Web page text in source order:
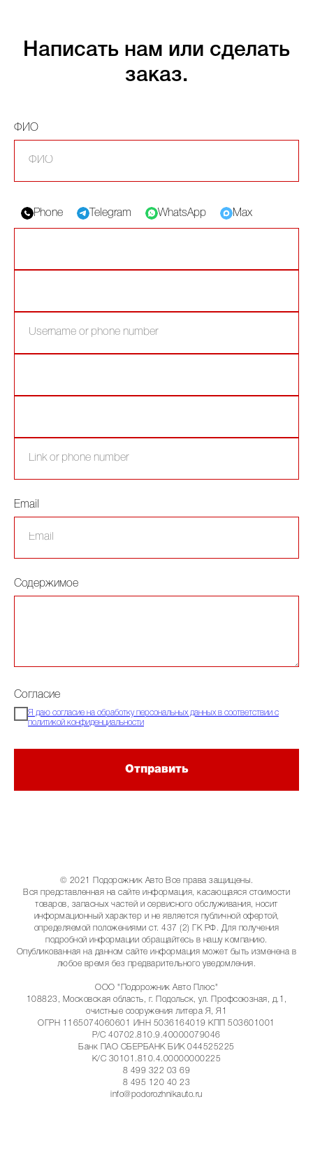
Написать нам или сделать
заказ.
ФИО
Phone Telegram WhatsApp Max
Email
Содержимое
Согласие
Я даю согласие на обработку персональных данных в соответствии с
политикой конфиденциальности
Отправить
© 2021 Подорожник Авто Все права защищены.
Вся представленная на сайте информация, касающаяся стоимости
товаров, запасных частей и сервисного обслуживания, носит
информационный характер и не является публичной офертой,
определяемой положениями ст. 437 (2) ГК РФ. Для получения
подробной информации обращайтесь в нашу компанию.
Опубликованная на данном сайте информация может быть изменена в
любое время без предварительного уведомления.
ООО "Подорожник Авто Плюс"
108823, Московская область, г. Подольск, ул. Профсоюзная, д.1,
очистные сооружения литера Я, Я1
ОГРН 1165074060601 ИНН 5036164019 КПП 503601001
Р/С 40702.810.9.40000079046
Банк ПАО СБЕРБАНК БИК 044525225
К/С 30101.810.4.00000000225
8 499 322 03 69
8 495 120 40 23
info@podorozhnikauto.ru